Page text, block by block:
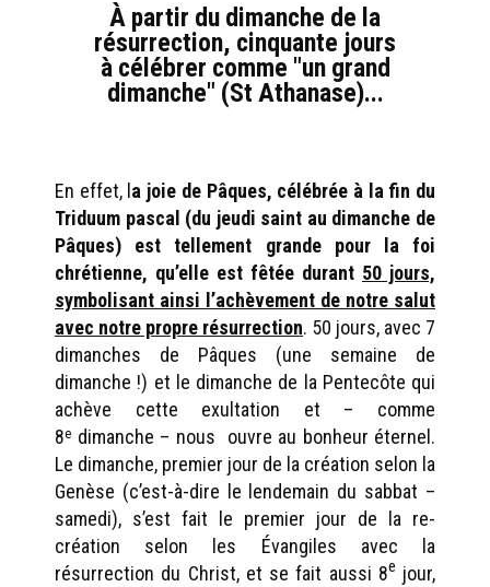
À partir du dimanche de la
résurrection, cinquante jours
à célébrer comme "un grand
dimanche" (St Athanase)...
En effet, l a joie de Pâques, célébrée à la fin du
Triduum pascal (du jeudi saint au dimanche de
Pâques) est tellement grande pour la foi
chrétienne, qu’elle est fêtée durant 50 jours,
symbolisant ainsi l’achèvement de notre salut
avec notre propre résurrection. 50 jours, avec 7
dimanches de Pâques (une semaine de
dimanche !) et le dimanche de la Pentecôte qui
achève cette exultation et – comme
8e dimanche – nous ouvre au bonheur éternel.
Le dimanche, premier jour de la création selon la
Genèse (c’est-à-dire le lendemain du sabbat –
samedi), s’est fait le premier jour de la re-
création selon les Évangiles avec la
résurrection du Christ, et se fait aussi 8e jour,